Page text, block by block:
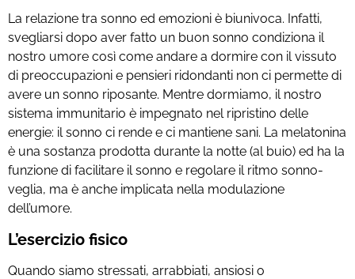
La relazione tra sonno ed emozioni è biunivoca. Infatti,
svegliarsi dopo aver fatto un buon sonno condiziona il
nostro umore così come andare a dormire con il vissuto
di preoccupazioni e pensieri ridondanti non ci permette di
avere un sonno riposante. Mentre dormiamo, il nostro
sistema immunitario è impegnato nel ripristino delle
energie: il sonno ci rende e ci mantiene sani. La melatonina
è una sostanza prodotta durante la notte (al buio) ed ha la
funzione di facilitare il sonno e regolare il ritmo sonno-
veglia, ma è anche implicata nella modulazione
dell’umore.
L’esercizio fisico
Quando siamo stressati, arrabbiati, ansiosi o